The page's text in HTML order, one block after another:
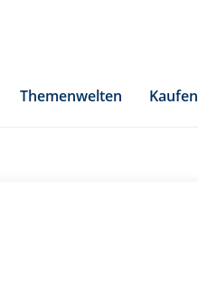
Themenwelten Kaufen